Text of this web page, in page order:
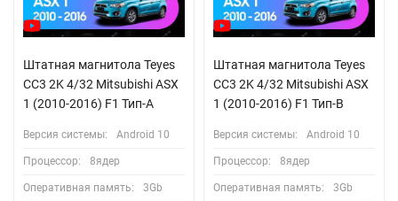
Штатная магнитола Teyes
CC3 2K 4/32 Mitsubishi ASX
1 (2010-2016) F1 Тип-A
Версия системы: Android 10
Процессор: 8ядер
Оперативная память: 3Gb
Штатная магнитола Teyes
CC3 2K 4/32 Mitsubishi ASX
1 (2010-2016) F1 Тип-B
Версия системы: Android 10
Процессор: 8ядер
Оперативная память: 3Gb